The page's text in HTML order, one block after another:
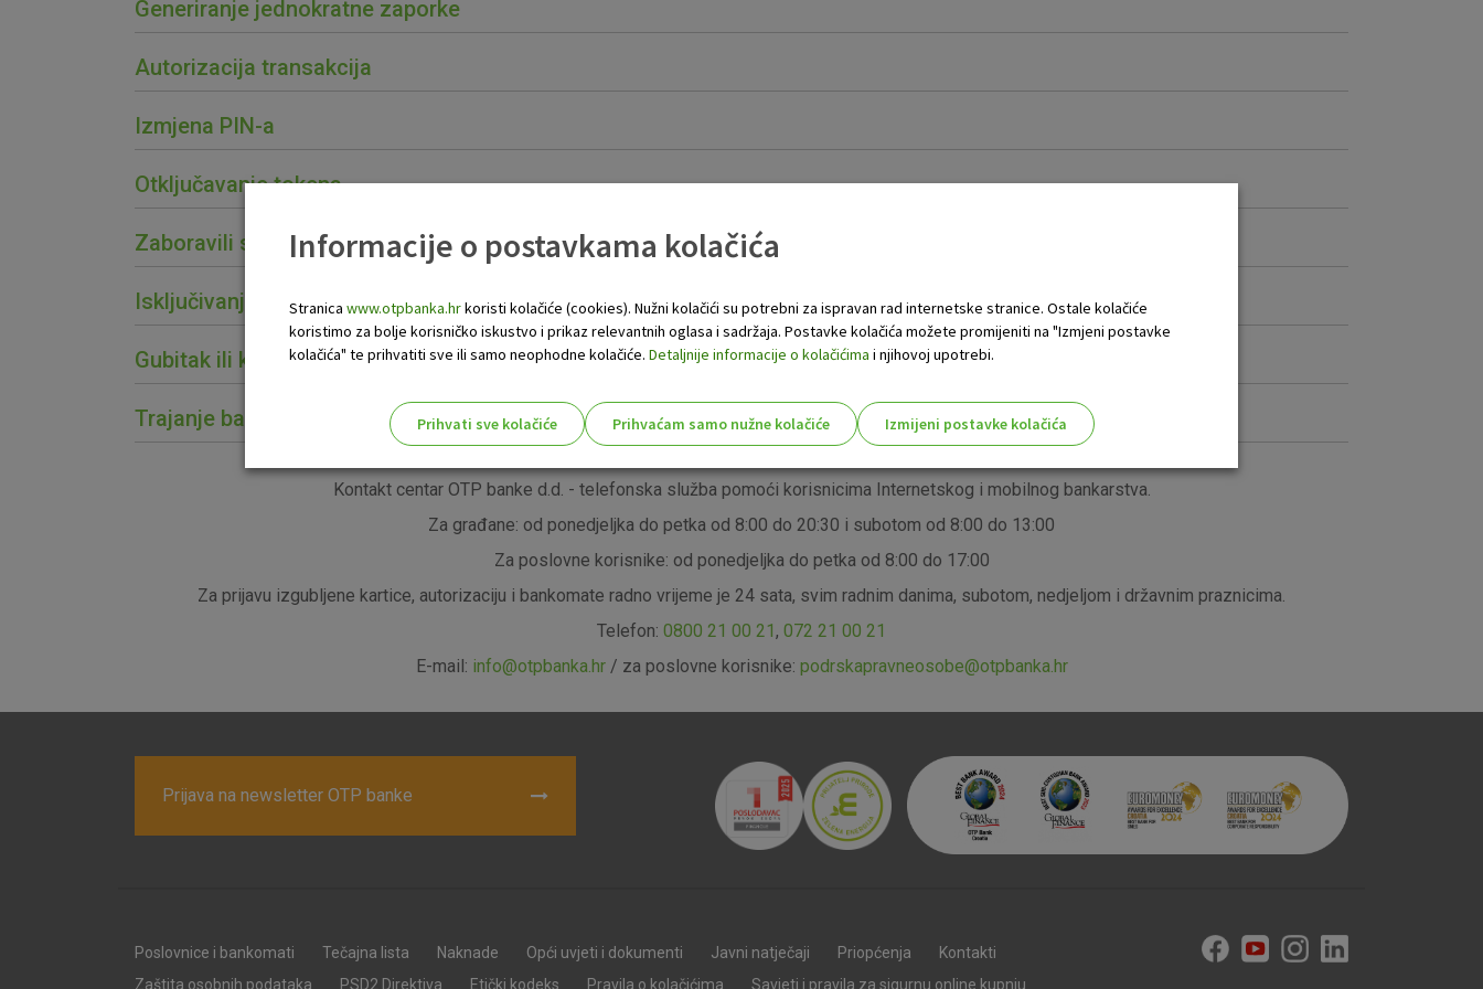
Generiranje jednokratne zaporke
Autorizacija transakcija
Izmjena PIN-a
Otključavanje tokena
Zaboravili ste PIN?
Isključivanje tokena
Gubitak ili krađa tokena
Trajanje baterije
Kontakt centar OTP banke d.d. - telefonska služba pomoći korisnicima Internetskog i mobilnog bankarstva.
Za građane: od ponedjeljka do petka od 8:00 do 20:30 i subotom od 8:00 do 13:00
Za poslovne korisnike: od ponedjeljka do petka od 8:00 do 17:00
Za prijavu izgubljene kartice, autorizaciju i bankomate radno vrijeme je 24 sata, svim radnim danima, subotom, nedjeljom i državnim praznicima.
Telefon: 0800 21 00 21, 072 21 00 21
E-mail: info@otpbanka.hr/ za poslovne korisnike: podrskapravneosobe@otpbanka.hr
Prijava na newsletter OTP banke
Poslovnice i bankomati Tečajna lista Naknade Opći uvjeti i dokumenti Javni natječaji Priopćenja
Kontakti
Zaštita osobnih podataka
PSD2 Direktiva Etički kodeks Pravila o kolačićima Savjeti i pravila za sigurnu online kupnju
Informacije o postavkama kolačića
Stranica www.otpbanka.hrkoristi kolačiće (cookies). Nužni kolačići su potrebni za ispravan rad internetske stranice. Ostale kolačiće
koristimo za bolje korisničko iskustvo i prikaz relevantnih oglasa i sadržaja. Postavke kolačića možete promijeniti na "Izmjeni postavke
kolačića" te prihvatiti sve ili samo neophodne kolačiće. Detaljnije informacije o kolačićima i njihovoj upotrebi.
Prihvati sve kolačiće Prihvaćam samo nužne kolačiće
Izmijeni postavke kolačića
Nužni
kolačići
Marketinški
kolačići
Nužni (tehnički) kolačići - uvijek aktivni
Ovi kolačići nužni su za funkcioniranje internetske stranice i ne mogu se
isključiti u našim sustavima. Uobičajeno se postavljaju kao odgovor na vaše
radnje koje uključuju zahtjev za uslugama, kao što su postavke kolačića. Svoj
preglednik možete postaviti da blokira te kolačiće ili pošalje upozorenje o
Detaljnije informacije o kolačićima